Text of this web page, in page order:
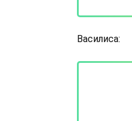
Василиса: